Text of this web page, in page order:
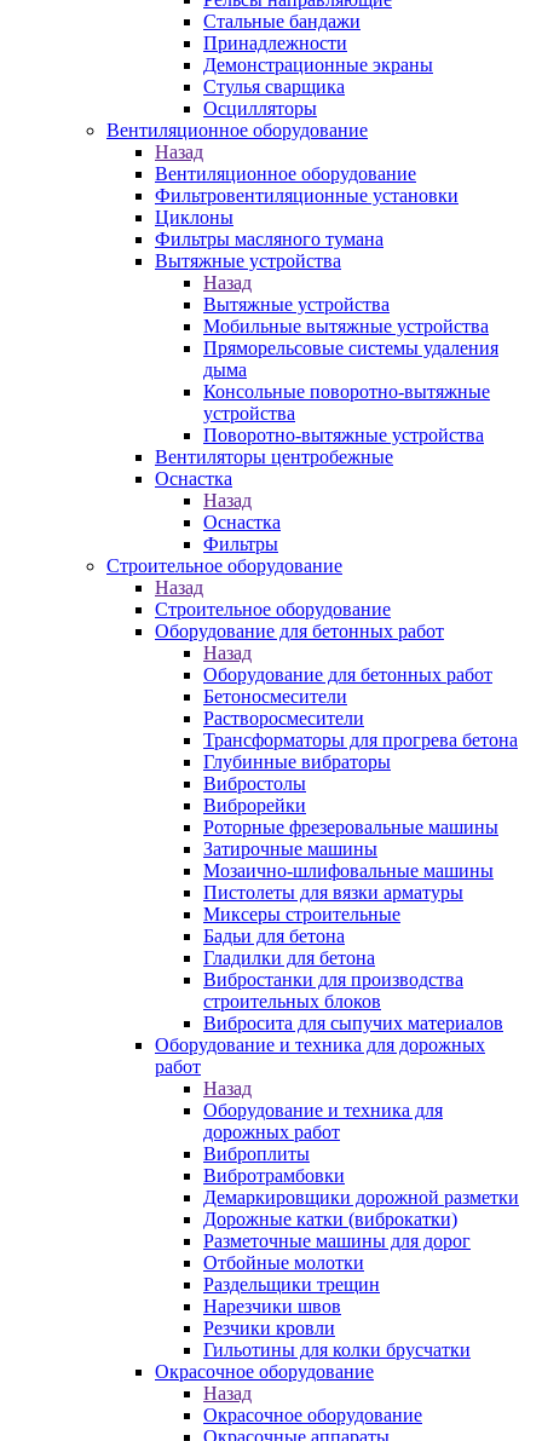
Стальные бандажи
Принадлежности
Демонстрационные экраны
Стулья сварщика
Осцилляторы
Вентиляционное оборудование
Назад
Вентиляционное оборудование
Фильтровентиляционные установки
Циклоны
Фильтры масляного тумана
Вытяжные устройства
Назад
Вытяжные устройства
Мобильные вытяжные устройства
Пряморельсовые системы удаления
дыма
Консольные поворотно-вытяжные
устройства
Поворотно-вытяжные устройства
Вентиляторы центробежные
Оснастка
Назад
Оснастка
Фильтры
Строительное оборудование
Назад
Строительное оборудование
Оборудование для бетонных работ
Назад
Оборудование для бетонных работ
Бетоносмесители
Растворосмесители
Трансформаторы для прогрева бетона
Глубинные вибраторы
Вибростолы
Виброрейки
Роторные фрезеровальные машины
Затирочные машины
Мозаично-шлифовальные машины
Пистолеты для вязки арматуры
Миксеры строительные
Бадьи для бетона
Гладилки для бетона
Вибростанки для производства
строительных блоков
Вибросита для сыпучих материалов
Оборудование и техника для дорожных
работ
Назад
Оборудование и техника для
дорожных работ
Виброплиты
Вибротрамбовки
Демаркировщики дорожной разметки
Дорожные катки (виброкатки)
Разметочные машины для дорог
Отбойные молотки
Раздельщики трещин
Нарезчики швов
Резчики кровли
Гильотины для колки брусчатки
Окрасочное оборудование
Назад
Окрасочное оборудование
Окрасочные аппараты